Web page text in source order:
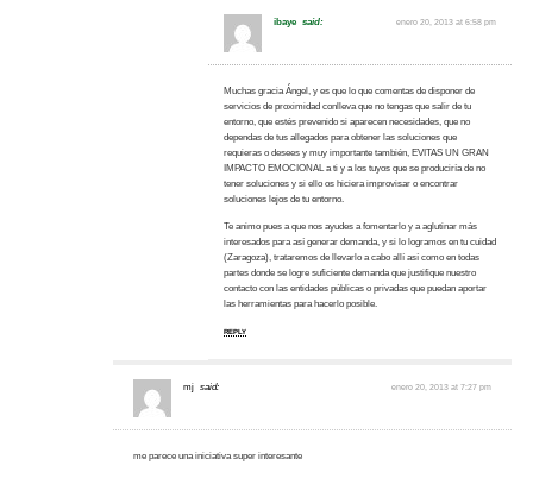
ibaye said: enero 20, 2013 at 6:58 pm
Muchas gracia Ángel, y es que lo que comentas de disponer de
servicios de proximidad conlleva que no tengas que salir de tu
entorno, que estés prevenido si aparecen necesidades, que no
dependas de tus allegados para obtener las soluciones que
requieras o desees y muy importante también, EVITAS UN GRAN
IMPACTO EMOCIONAL a ti y a los tuyos que se produciría de no
tener soluciones y si ello os hiciera improvisar o encontrar
soluciones lejos de tu entorno.
Te animo pues a que nos ayudes a fomentarlo y a aglutinar más
interesados para así generar demanda, y si lo logramos en tu cuidad
(Zaragoza), trataremos de llevarlo a cabo allí así como en todas
partes donde se logre suficiente demanda que justifique nuestro
contacto con las entidades públicas o privadas que puedan aportar
las herramientas para hacerlo posible.
REPLY
mj said: enero 20, 2013 at 7:27 pm
me parece una iniciativa super interesante